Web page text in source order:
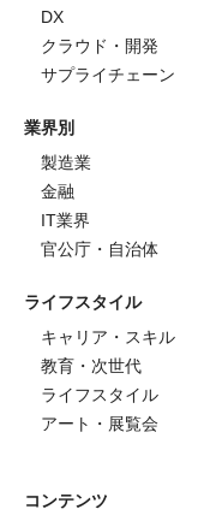
DX
クラウド・開発
サプライチェーン
業界別
製造業
金融
IT業界
官公庁・自治体
ライフスタイル
キャリア・スキル
教育・次世代
ライフスタイル
アート・展覧会
コンテンツ